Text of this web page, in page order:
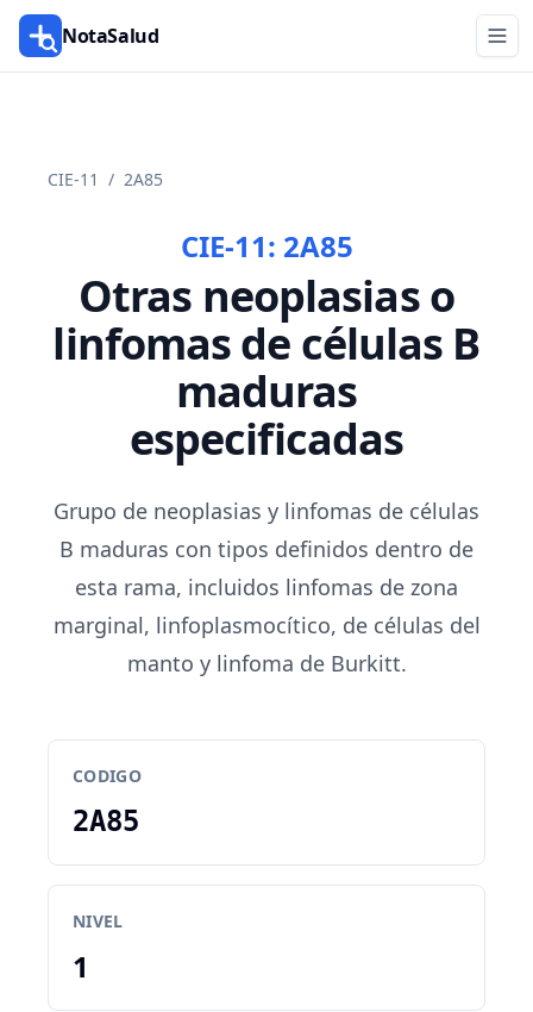
NotaSalud
CIE-11 / 2A85
CIE-11: 2A85
Otras neoplasias o
linfomas de células B
maduras
especificadas
Grupo de neoplasias y linfomas de células
B maduras con tipos definidos dentro de
esta rama, incluidos linfomas de zona
marginal, linfoplasmocítico, de células del
manto y linfoma de Burkitt.
CODIGO
2A85
NIVEL
1